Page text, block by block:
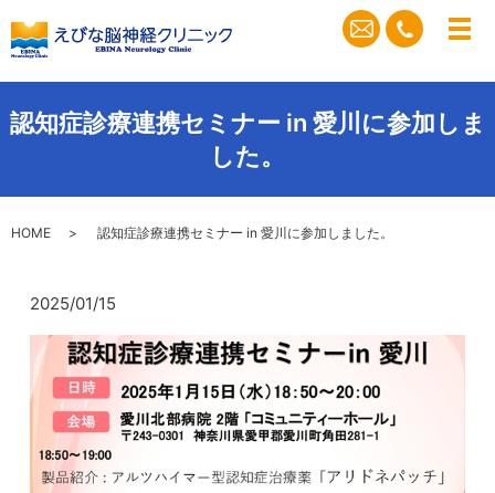
メ
認知症診療連携セミナー in 愛川に参加しま
した。
HOME 認知症診療連携セミナー in 愛川に参加しました。
2025/01/15